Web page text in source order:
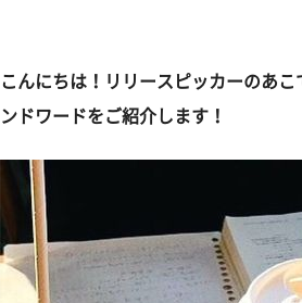
こんにちは！リリースピッカーのあ
ンドワードをご紹介します！